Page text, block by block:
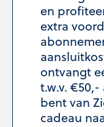
en
extra
ontvangt
t.w.v.
bent van
cadeau